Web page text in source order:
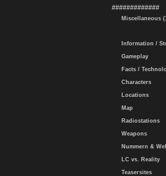
#############
Miscellaneous
Information /
Gameplay
Facts /
Characters
Locations
Map
Radiostations
Weapons
Nummern &
LC vs. Reality
Teasersites